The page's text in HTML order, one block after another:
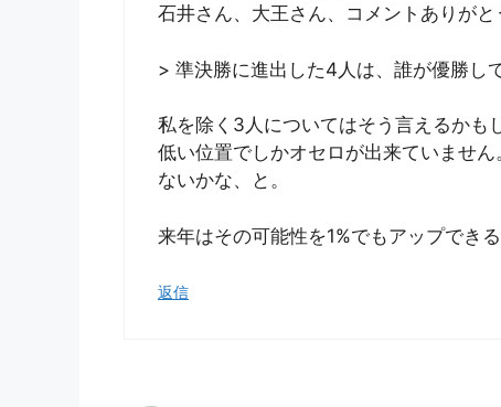
石井さん、大王さん、コメントありがと
> 準決勝に進出した4人は、誰が優勝し
私を除く3人についてはそう言えるかも
低い位置でしかオセロが出来ていませ
ないかな、と。
来年はその可能性を1%でもアップでき
返信